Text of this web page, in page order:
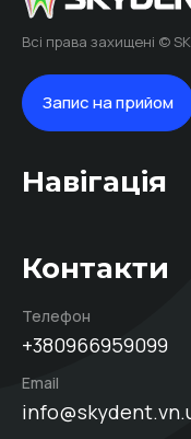
Всі права захищені ©
Запис на прийом
Навігація
Контакти
Телефон
+380966959099
Email